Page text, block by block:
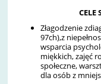
CELE
Złagodzenie
97ch),z
wsparcia
miękkich, zajęć
społeczne,
dla osób z